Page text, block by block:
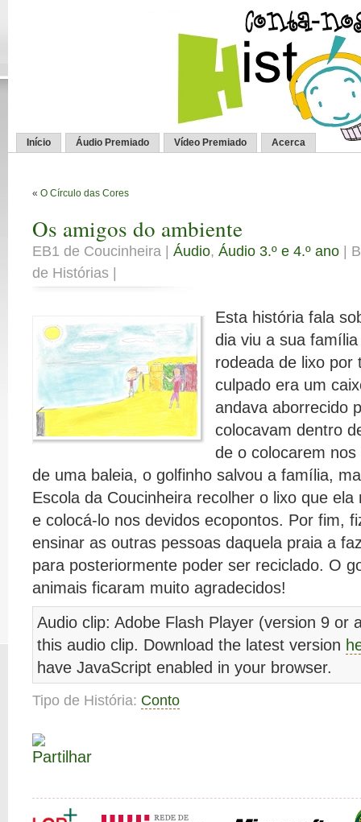
Início Áudio Premiado Vídeo Premiado Acerca
« O Círculo das Cores
Os amigos do ambiente
EB1 de Coucinheira | Áudio, Áudio 3.º e 4.º ano |
de Histórias |
Esta história fala
dia viu a sua
rodeada de lixo por
culpado era um
andava aborrecido
colocavam dentro
de o colocarem
de uma baleia, o golfinho salvou a família,
Escola da Coucinheira recolher o lixo que
e colocá-lo nos devidos ecopontos. Por fim,
ensinar as outras pessoas daquela praia a
para posteriormente poder ser reciclado. O
animais ficaram muito agradecidos!
Audio clip: Adobe Flash Player (version 9 or
this audio clip. Download the latest version
have JavaScript enabled in your browser.
Tipo de História: Conto